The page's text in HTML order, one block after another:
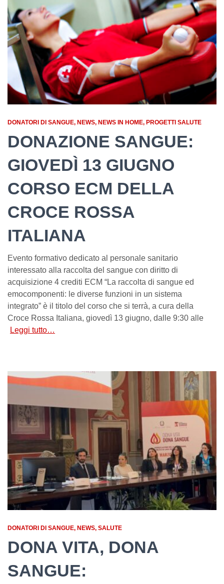
DONATORI DI SANGUE NEWS NEWS IN HOME PROGETTI SALUTE
DONAZIONE SANGUE:
GIOVEDÌ 13 GIUGNO
CORSO ECM DELLA
CROCE ROSSA
ITALIANA
Evento formativo dedicato al personale sanitario
interessato alla raccolta del sangue con diritto di
acquisizione 4 crediti ECM “La raccolta di sangue ed
emocomponenti: le diverse funzioni in un sistema
integrato” è il titolo del corso che si terrà, a cura della
Croce Rossa Italiana, giovedì 13 giugno, dalle 9:30 alle
Leggi tutto…
DONATORI DI SANGUE NEWS SALUTE
DONA VITA, DONA
SANGUE: